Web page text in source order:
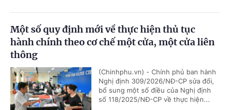
Một số quy định mới về thực hiện thủ tục
hành chính theo cơ chế một cửa, một cửa liên
thông
(Chinhphu.vn) - Chính phủ ban hành
Nghị định 309/2026/NĐ-CP sửa đổi,
bổ sung một số điều của Nghị định
số 118/2025/NĐ-CP về thực hiện...